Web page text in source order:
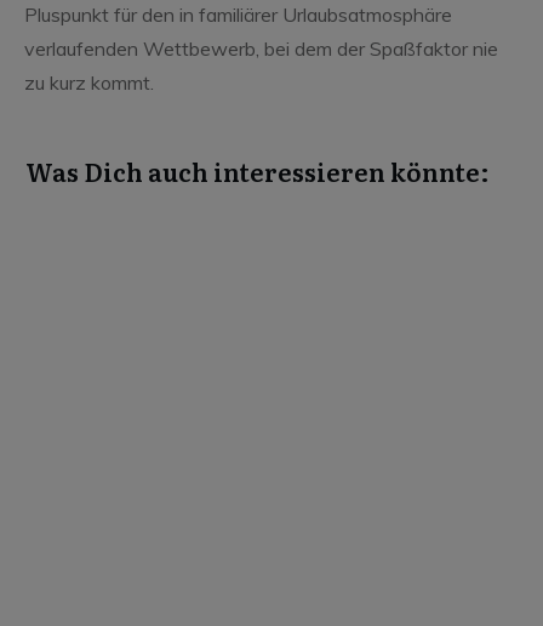
Pluspunkt für den in familiärer Urlaubsatmosphäre
verlaufenden Wettbewerb, bei dem der Spaßfaktor nie
zu kurz kommt.
Was Dich auch interessieren könnte: